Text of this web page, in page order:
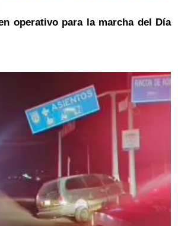
operativo para la marcha del Día